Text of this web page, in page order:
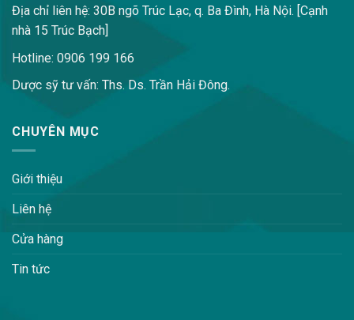
Địa chỉ liên hệ: 30B ngõ Trúc Lạc, q. Ba Đình, Hà Nội. [Cạnh
nhà 15 Trúc Bạch]
Hotline: 0906 199 166
Dược sỹ tư vấn: Ths. Ds. Trần Hải Đông.
CHUYÊN MỤC
Giới thiệu
Liên hệ
Cửa hàng
Tin tức